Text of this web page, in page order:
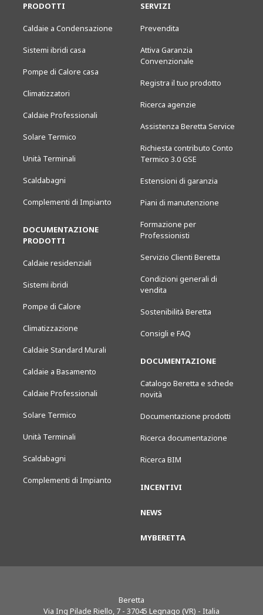
PRODOTTI
Caldaie a Condensazione
Sistemi ibridi casa
Pompe di Calore casa
Climatizzatori
Caldaie Professionali
Solare Termico
Unità Terminali
Scaldabagni
Complementi di Impianto
DOCUMENTAZIONE
PRODOTTI
Caldaie residenziali
Sistemi ibridi
Pompe di Calore
Climatizzazione
Caldaie Standard Murali
Caldaie a Basamento
Caldaie Professionali
Solare Termico
Unità Terminali
Scaldabagni
Complementi di Impianto
SERVIZI
Prevendita
Attiva Garanzia
Convenzionale
Registra il tuo prodotto
Ricerca agenzie
Assistenza Beretta Service
Richiesta contributo Conto
Termico 3.0 GSE
Estensioni di garanzia
Piani di manutenzione
Formazione per
Professionisti
Servizio Clienti Beretta
Condizioni generali di
vendita
Sostenibilità Beretta
Consigli e FAQ
DOCUMENTAZIONE
Catalogo Beretta e schede
novità
Documentazione prodotti
Ricerca documentazione
Ricerca BIM
INCENTIVI
NEWS
MYBERETTA
Beretta
Via Ing Pilade Riello, 7 - 37045 Legnago (VR) - Italia